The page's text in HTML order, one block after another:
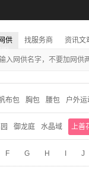
供 找服务商 资讯文
布包 胸包 腰包 户外运
御龙庭 水晶域 上善
F G H J